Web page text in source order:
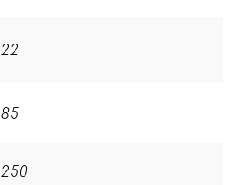
22
85
250